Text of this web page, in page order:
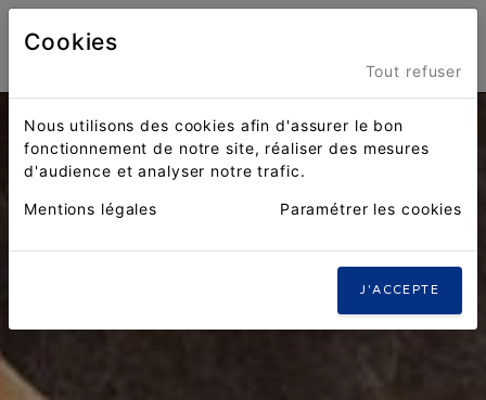
Cookies
Tout refuser
Nous utilisons des cookies afin d'assurer le bon
fonctionnement de notre site, réaliser des mesures
d'audience et analyser notre trafic.
Mentions légales Paramétrer les cookies
J'ACCEPTE